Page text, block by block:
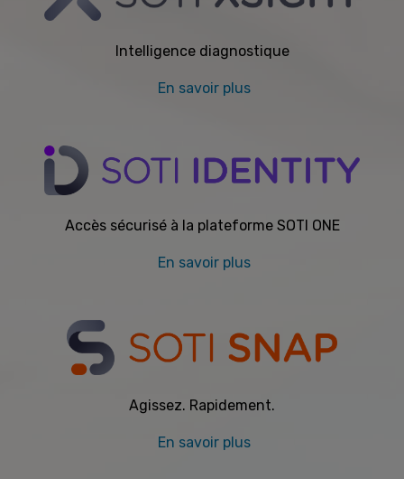
Intelligence diagnostique
En savoir plus
Accès sécurisé à la plateforme SOTI ONE
En savoir plus
Agissez. Rapidement.
En savoir plus